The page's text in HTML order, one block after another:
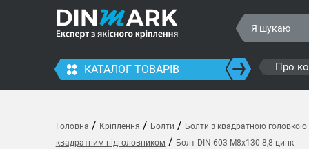
КАТАЛОГ ТОВАРІВ Про
Головна / Кріплення / Болти / Болти з квадратною головкою
квадратним підголовником / Болт DIN 603 M8x130 8,8 цинк